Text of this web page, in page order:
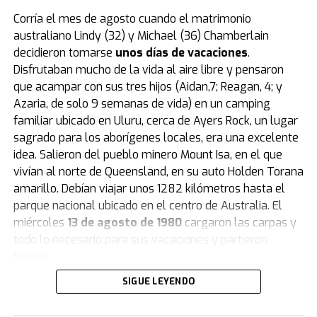
Rodrigo de Paul y Rihanna comparten su amor por el
accesorio furor (Foto: Inter Miami / Daily Mail)
Quién es el creador de las Labubus y por
qué tardaron tanto en convertirse en
furor
Fueron creadas originalmente por el artista
coreano Kasing Lung.Eran parte de un libro ilustrado y
Labubu era uno de Los Monstruos.
expectativa. Era un producto más de los que se sacaban
para el público infantojuvenil. Pop Mart, la empresa
Corría el mes de agosto cuando el matrimonio
australiano Lindy (32) y Michael (36) Chamberlain
decidieron tomarse unos días de vacaciones.
Disfrutaban mucho de la vida al aire libre y pensaron
que acampar con sus tres hijos (Aidan,7; Reagan, 4; y
Azaria, de solo 9 semanas de vida) en un camping
familiar ubicado en Uluru, cerca de Ayers Rock, un lugar
sagrado para los aborígenes locales, era una excelente
idea. Salieron del pueblo minero Mount Isa, en el que
vivían al norte de Queensland, en su auto Holden Torana
amarillo. Debían viajar unos 1282 kilómetros hasta el
parque nacional ubicado en el centro de Australia. El
miércoles 13 de agosto de 1980cargaron las carpas y
De haber sabido que abrir la puerta de su casa esa
SIGUE LEYENDO